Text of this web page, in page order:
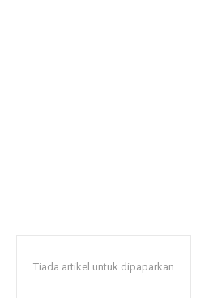
Tiada artikel untuk dipaparkan